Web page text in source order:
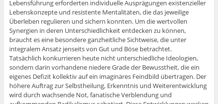
Lebensführung erforderten individuelle Ausprägungen existenzieller
Lebenskonzepte und resistente Mentalitäten, die das jeweilige
Überleben regulieren und sichern konnten. Um die wertvollen
Synergien in deren Unterschiedlichkeit entdecken zu können,
braucht es eine besondere ganzheitliche Sichtweise, die unter
integralem Ansatz jenseits von Gut und Böse betrachtet.
Tatsächlich konkurrieren heute nicht unterschiedliche Ideologien,
sondern darin vorhandene niedere Grade der Bewusstheit, die ein
eigenes Defizit kollektiv auf ein imaginäres Feindbild übertragen. Der
höhere Auftrag zur Selbstheilung, Erkenntnis und Weiterentwicklung
wird durch wachsende Not, fanatische Verblendung und